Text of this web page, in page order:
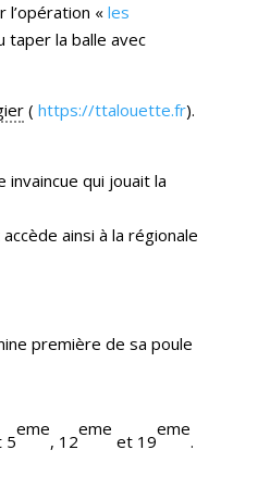
l’opération « les
taper la balle avec
( https://ttalouette.fr).
qui jouait la
ainsi à la régionale
première de sa poule
5
eme
, 12
eme
et 19
eme
.